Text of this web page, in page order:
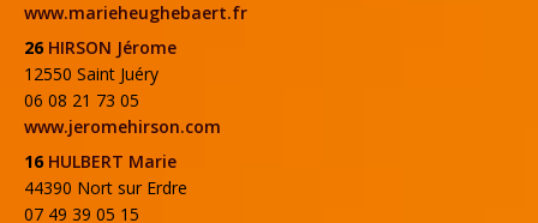
www.marieheughebaert.fr
26 HIRSON Jérome
12550 Saint Juéry
06 08 21 73 05
www.jeromehirson.com
16 HULBERT Marie
44390 Nort sur Erdre
07 49 39 05 15